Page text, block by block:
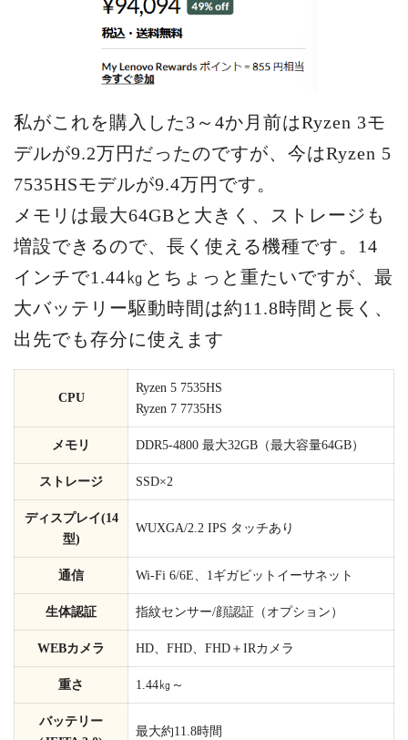
私がこれを購入した3～4か月前はRyzen 3モ
デルが9.2万円だったのですが、今はRyzen 5
7535HSモデルが9.4万円です。
メモリは最大64GBと大きく、ストレージも
増設できるので、長く使える機種です。14
インチで1.44㎏とちょっと重たいですが、最
大バッテリー駆動時間は約11.8時間と長く、
出先でも存分に使えます
CPU
Ryzen 5 7535HS
Ryzen 7 7735HS
メモリ DDR5-4800 最大32GB（最大容量64GB）
ストレージ SSD×2
ディスプレイ(14
型)
WUXGA/2.2 IPS タッチあり
通信 Wi-Fi 6/6E、1ギガビットイーサネット
生体認証 指紋センサー/顔認証（オプション）
WEBカメラ HD、FHD、FHD＋IRカメラ
重さ 1.44㎏～
バッテリー
最大約11.8時間